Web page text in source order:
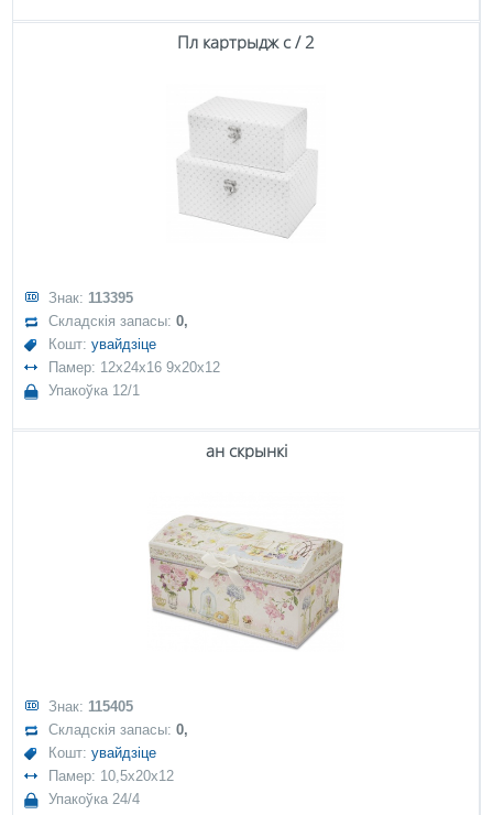
Пл картрыдж с / 2
Знак: 113395
Складскія запасы:0,
Кошт:увайдзіце
Памер: 12x24x16 9x20x12
Упакоўка 12/1
ан скрынкі
Знак: 115405
Складскія запасы:0,
Кошт:увайдзіце
Памер: 10,5x20x12
Упакоўка 24/4